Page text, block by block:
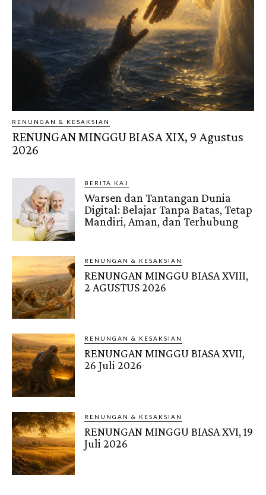
RENUNGAN & KESAKSIAN
RENUNGAN MINGGU BIASA XIX, 9 Agustus
2026
BERITA KAJ
Warsen dan Tantangan Dunia
Digital: Belajar Tanpa Batas, Tetap
Mandiri, Aman, dan Terhubung
RENUNGAN & KESAKSIAN
RENUNGAN MINGGU BIASA XVIII,
2 AGUSTUS 2026
RENUNGAN & KESAKSIAN
RENUNGAN MINGGU BIASA XVII,
26 Juli 2026
RENUNGAN & KESAKSIAN
RENUNGAN MINGGU BIASA XVI, 19
Juli 2026